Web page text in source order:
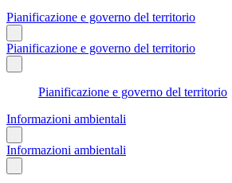
Pianificazione e governo del territorio
Pianificazione e governo del territorio
Pianificazione e governo del territorio
Informazioni ambientali
Informazioni ambientali